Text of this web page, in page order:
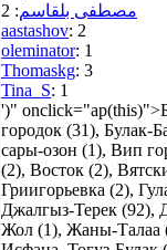
مصطفى بلقاسم: 2
aastashov: 2
oleminator: 1
Thomaskg: 3
Tina_S: 1
')"
городок (31), Булак-
сары-озон (1), Вип
(2), Восток (2),
Гриигорьевка (2),
Джалгыз-Терек (92),
Жол (1), Жаны-Талаа